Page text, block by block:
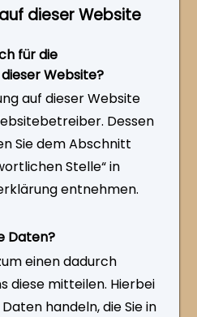
dieser Website
für die
Website?
auf dieser Website
Dessen
Sie dem Abschnitt
Stelle“ in
entnehmen.
Daten?
einen dadurch
diese mitteilen. Hierbei
handeln, die Sie in